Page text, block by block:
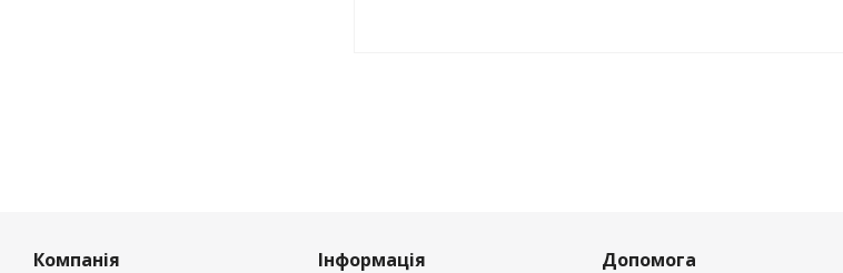
Компанія Інформація Допомога